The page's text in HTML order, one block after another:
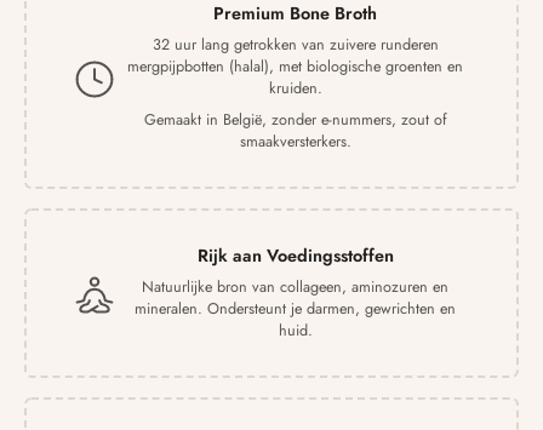
Premium Bone Broth
32 uur lang getrokken van zuivere runderen
mergpijpbotten (halal), met biologische groenten en
kruiden.
Gemaakt in België, zonder e-nummers, zout of
smaakversterkers.
Rijk aan Voedingsstoffen
Natuurlijke bron van collageen, aminozuren en
mineralen. Ondersteunt je darmen, gewrichten en
huid.